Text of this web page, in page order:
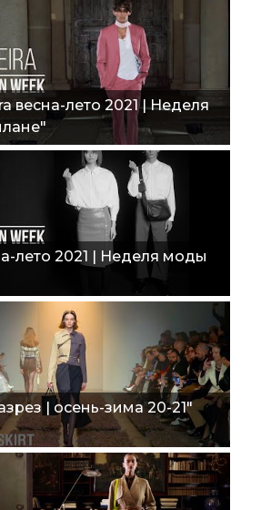
весна-лето 2021 | Неделя
лето 2021 | Неделя моды
| осень-зима 20-21"